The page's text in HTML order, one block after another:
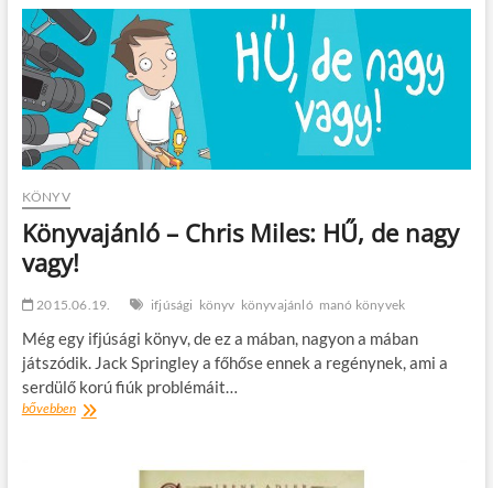
D.A.C.
sorozat
KÖNYV
Könyvajánló – Chris Miles: HŰ, de nagy
vagy!
2015.06.19. ifjúsági könyv könyvajánló manó könyvek
Még egy ifjúsági könyv, de ez a mában, nagyon a mában
játszódik. Jack Springley a főhőse ennek a regénynek, ami a
serdülő korú fiúk problémáit…
bővebbenKönyvajánló